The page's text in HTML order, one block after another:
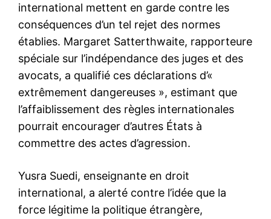
international mettent en garde contre les
conséquences d’un tel rejet des normes
établies. Margaret Satterthwaite, rapporteure
spéciale sur l’indépendance des juges et des
avocats, a qualifié ces déclarations d’«
extrêmement dangereuses », estimant que
l’affaiblissement des règles internationales
pourrait encourager d’autres États à
commettre des actes d’agression.
Yusra Suedi, enseignante en droit
international, a alerté contre l’idée que la
force légitime la politique étrangère,